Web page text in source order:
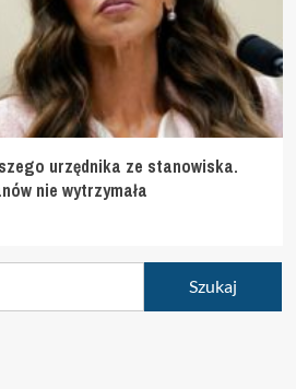
urzędnika ze stanowiska.
nie wytrzymała